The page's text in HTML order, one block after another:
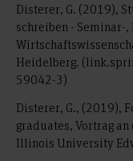
Disterer, G. (2019),
schreiben - Seminar-
Heidelberg.
59042-3)
Disterer, G., (2019),
graduates, Vortrag
Illinois University